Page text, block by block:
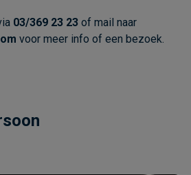
03/369 23 23 of mail naar
voor meer info of een bezoek.